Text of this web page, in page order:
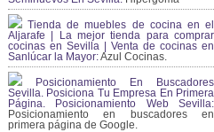
Tienda de muebles de cocina en el
Aljarafe | La mejor tienda para comprar
cocinas en Sevilla | Venta de cocinas en
Sanlúcar la Mayor:Azul Cocinas.
Posicionamiento En Buscadores
Sevilla. Posiciona Tu Empresa En Primera
Página. Posicionamiento Web Sevilla:
Posicionamiento en buscadores en
primera página de Google.